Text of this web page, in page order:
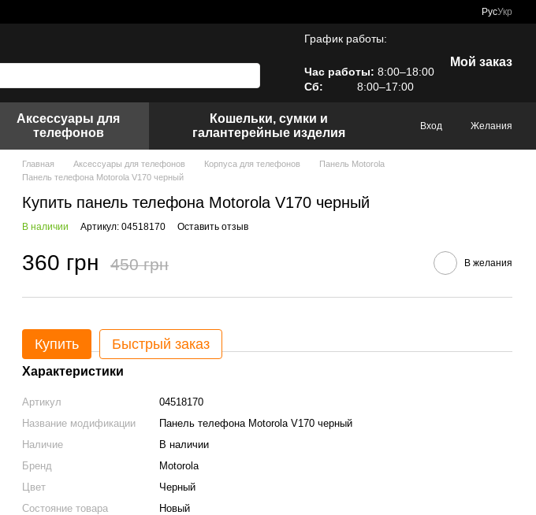
РусУкр
График работы:
Час работы: 8:00–18:00
Сб:
8:00–17:00
Мой заказ
Аксессуары для
телефонов
Кошельки, сумки и
галантерейные изделия
Вход Желания
Главная Аксессуары для телефонов Корпуса для телефонов
Панель Motorola
Панель телефона Motorola V170 черный
Купить панель телефона Motorola V170 черный
В наличии Артикул: 04518170 Оставить отзыв
360 грн 450 грн В желания
Купить Быстрый заказ
Характеристики
Артикул
04518170
Название модификации
Панель телефона Motorola V170 черный
Наличие
В наличии
Бренд
Motorola
Цвет
Черный
Состояние товара
Новый